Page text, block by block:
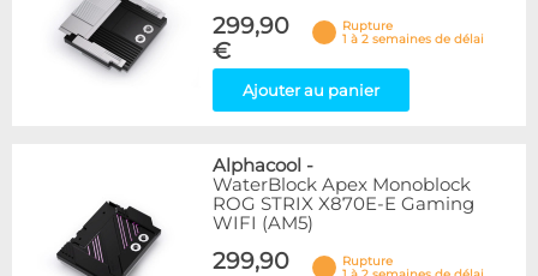
299,90
€
Rupture
1 à 2 semaines de délai
Ajouter au panier
Alphacool -
WaterBlock Apex Monoblock
ROG STRIX X870E-E Gaming
WIFI (AM5)
299,90
Rupture